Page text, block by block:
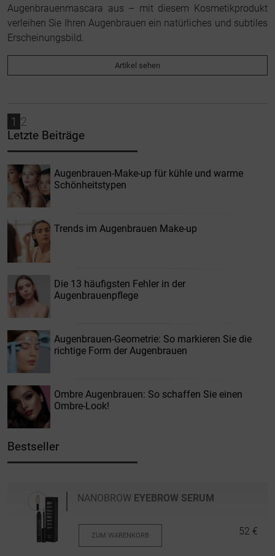
Augenbrauenmascara aus – mit diesem Kosmetikprodukt
verleihen Sie Ihren Augenbrauen ein natürliches und subtiles
Erscheinungsbild.
Artikel sehen
1 2
Letzte Beiträge
Augenbrauen-Make-up für kühle und warme
Schönheitstypen
Trends im Augenbrauen Make-up
Die 13 häufigsten Fehler in der
Augenbrauenpflege
Augenbrauen-Geometrie: So markieren Sie die
richtige Form der Augenbrauen
Ombre Augenbrauen: So schaffen Sie einen
Ombre-Look!
Bestseller
NANOBROW EYEBROW SERUM
ZUM WARENKORB 52 €